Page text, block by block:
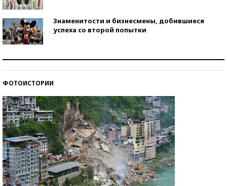
Знаменитости и бизнесмены, добившиеся
успеха со второй попытки
ФОТОИСТОРИИ